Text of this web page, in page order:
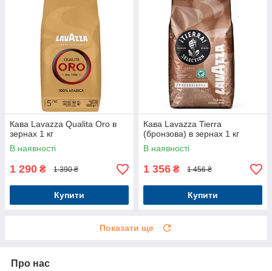
Кава Lavazza Qualita Oro в
зернах 1 кг
В наявності
1 290 ₴ 1 390 ₴
Купити
Кава Lavazza Tierra
(бронзова) в зернах 1 кг
В наявності
1 356 ₴ 1 456 ₴
Купити
Показати ще
Про нас